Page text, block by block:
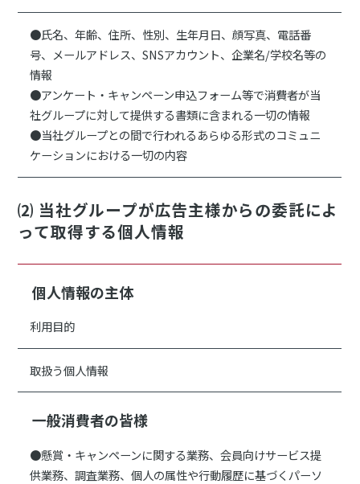
●氏名、年齢、住所、性別、生年月日、顔写真、電話番
号、メールアドレス、SNSアカウント、企業名/学校名等の
情報
●アンケート・キャンペーン申込フォーム等で消費者が当
社グループに対して提供する書類に含まれる一切の情報
●当社グループとの間で行われるあらゆる形式のコミュニ
ケーションにおける一切の内容
⑵ 当社グループが広告主様からの委託によ
って取得する個人情報
個人情報の主体
利用目的
取扱う個人情報
一般消費者の皆様
●懸賞・キャンペーンに関する業務、会員向けサービス提
供業務、調査業務、個人の属性や行動履歴に基づくパーソ